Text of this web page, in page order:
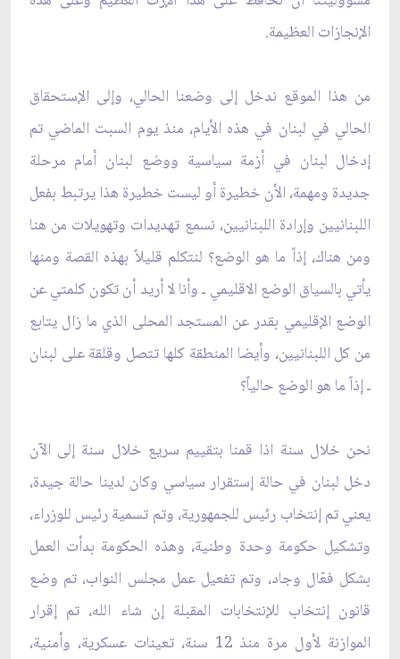
الإنجازات العظيمة.‏
من هذا الموقع ندخل إلى وضعنا الحالي، وإلى الإستحقاق
الحالي في لبنان في هذه الأيام، منذ يوم السبت الماضي ‏تم
إدخال لبنان في أزمة سياسية ووضع لبنان أمام مرحلة
جديدة ومهمة، الأن خطيرة أو ليست خطيرة هذا يرتبط ‏بفعل
اللبنانيين وإرادة اللبنانيين، نسمع تهديدات وتهويلات من هنا
ومن هناك، إذاً ما هو الوضع؟ لنتكلم قليلاً بهذه ‏القصة ومنها
يأتي بالسياق الوضع الاقليمي ـ وأنا لا أريد أن تكون كلمتي عن
الوضع الإقليمي بقدر عن المستجد ‏المحلى الذي ما زال يتابع
من كل اللبنانيين، وأيضا المنطقة كلها تتصل وقلقة على لبنان
ـ إذاً ما هو الوضع حالياً؟ ‏
نحن خلال سنة اذا قمنا بتقييم سريع خلال سنة إلى الآن
دخل لبنان في حالة إستقرار سياسي وكان لدينا حالة جيدة،
‏يعني تم إنتخاب رئيس للجمهورية، وتم تسمية رئيس للوزراء،
وتشكيل حكومة وحدة وطنية، وهذه الحكومة بدأت ‏العمل
بشكل فعّال وجاد، وتم تفعيل عمل مجلس النواب، تم وضع
قانون إنتخاب للإنتخابات المقبلة إن شاء الله، تم ‏إقرار
الموازنة لأول مرة منذ 12 سنة، تعينات عسكرية، وأمنية،